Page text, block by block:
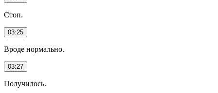
Стоп.
03:25
Вроде нормально.
03:27
Получилось.